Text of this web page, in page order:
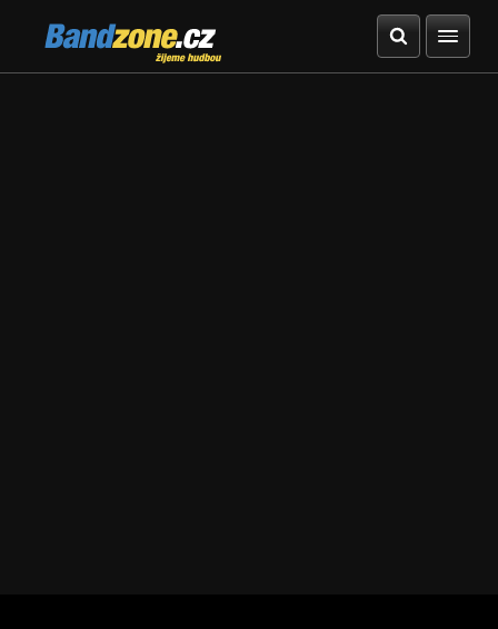
Bandzone.cz
žijeme hudbou